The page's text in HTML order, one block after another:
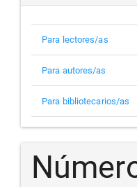
Para lectores/as
Para autores/as
Para bibliotecarios/as